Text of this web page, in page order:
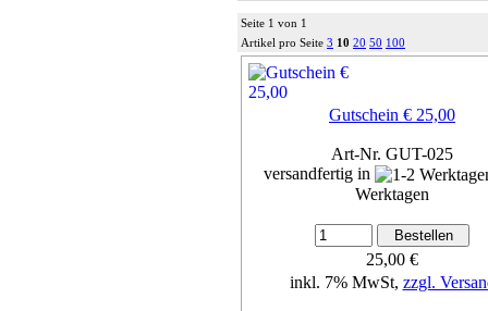
Seite 1 von 1
Artikel pro Seite 3 10 20 50 100
Gutschein € 25,00
Art-Nr. GUT-025
versandfertig in
Werktagen
25,00 €
inkl. 7% MwSt, zzgl.